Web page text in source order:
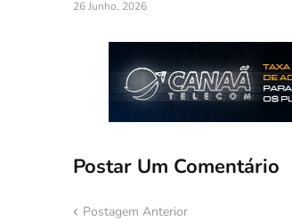
26 Junho, 2026
Postar Um Comentário
Postagem Anterior